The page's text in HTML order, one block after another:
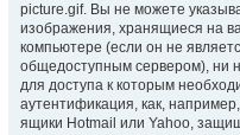
picture.gif. Вы не можете
изображения, хранящиеся на
компьютере (если он не
общедоступным сервером), ни
для доступа к которым
аутентификация, как,
ящики Hotmail или Yahoo,